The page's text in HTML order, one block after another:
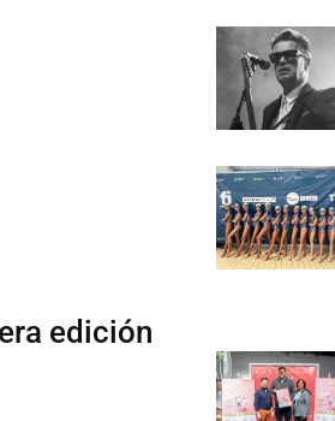
edición